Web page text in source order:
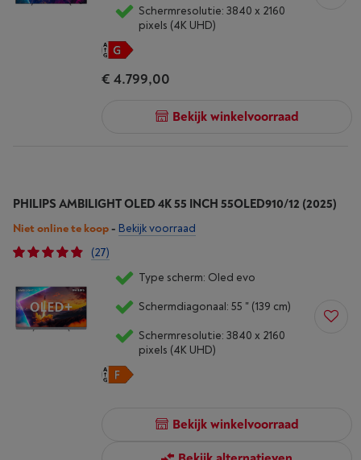
Schermresolutie: 3840 x 2160
pixels (4K UHD)
€ 4.799,00
Bekijk winkelvoorraad
PHILIPS AMBILIGHT OLED 4K 55 INCH 55OLED910/12 (2025)
Niet online te koop- Bekijk voorraad
(27)
Type scherm: Oled evo
Schermdiagonaal: 55 " (139 cm)
Schermresolutie: 3840 x 2160
pixels (4K UHD)
Bekijk winkelvoorraad